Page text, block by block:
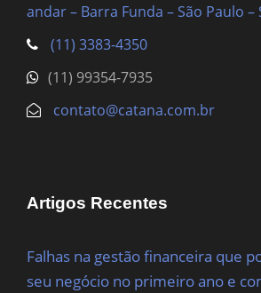
andar – Barra Funda – São Paulo –
(11) 3383-4350
(11) 99354-7935
contato@catana.com.br
Artigos Recentes
Falhas na gestão financeira que
seu negócio no primeiro ano e